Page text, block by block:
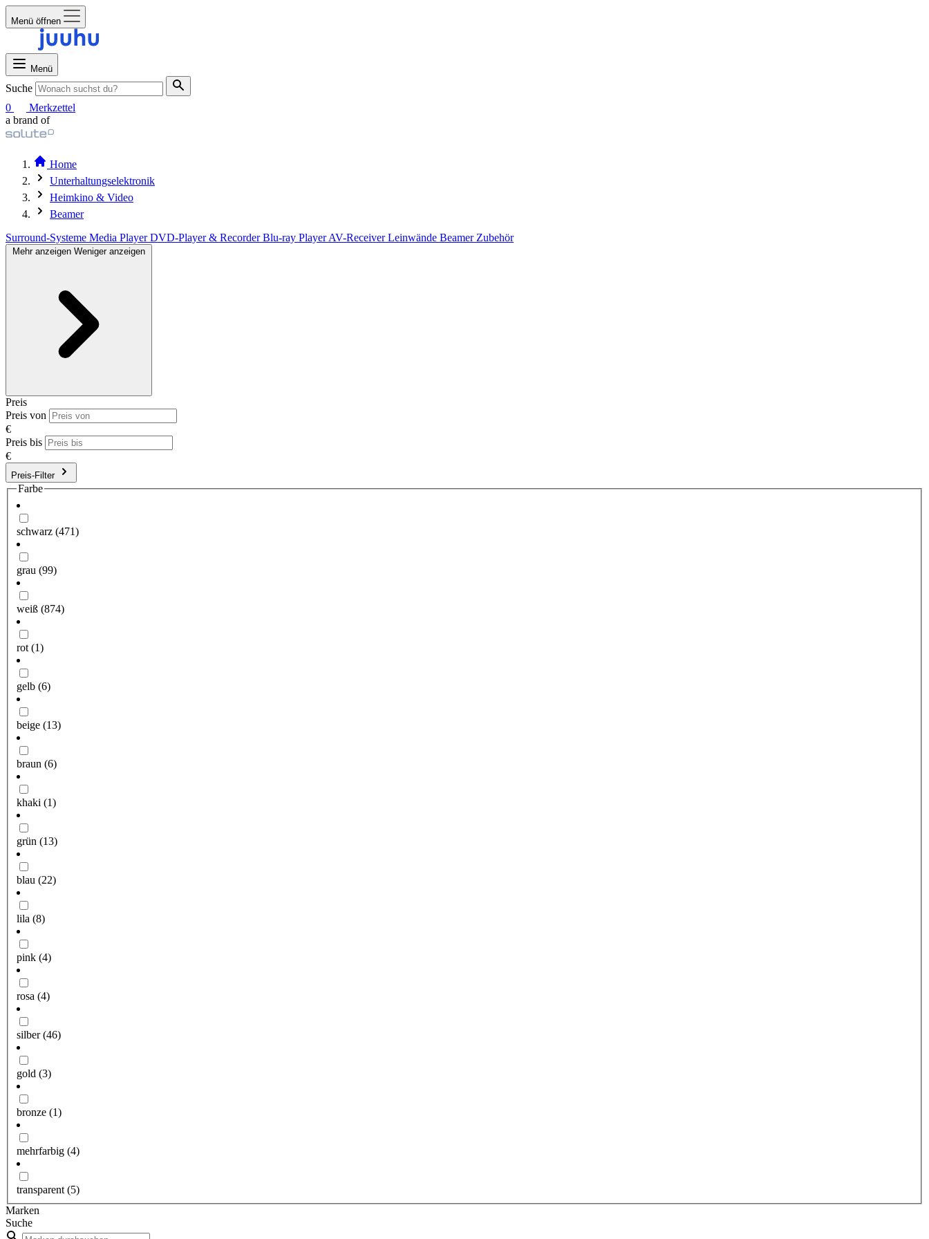
Menü öffnen
Menü
Suche
0
Merkzettel
a brand of
Home
Unterhaltungselektronik
Heimkino & Video
Beamer
Surround-Systeme Media PlayerDVD-Player & RecorderBlu-ray PlayerAV-ReceiverLeinwände Beamer Zubehör
Mehr anzeigen Weniger anzeigen
Preis
Preis von
€
Preis bis
€
Preis-Filter
Farbe
schwarz (471)
grau (99)
weiß (874)
rot (1)
gelb (6)
beige (13)
braun (6)
khaki (1)
grün (13)
blau (22)
lila (8)
pink (4)
rosa (4)
silber(46)
gold (3)
bronze (1)
mehrfarbig (4)
transparent (5)
Marken
Suche